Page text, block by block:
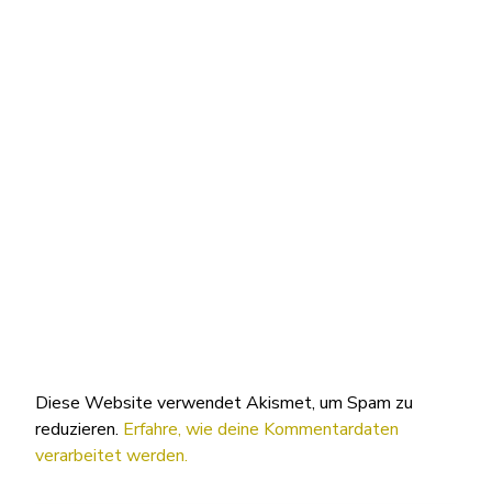
Diese Website verwendet Akismet, um Spam zu
reduzieren. Erfahre, wie deine Kommentardaten
verarbeitet werden.